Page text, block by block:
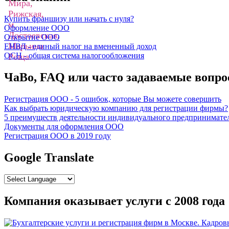
Купить франшизу или начать с нуля?
Оформление ООО
Открытие ООО
ЕНВД - единый налог на вмененный доход
ОСН - общая система налогообложения
ЧаВо, FAQ или часто задаваемые
Регистрация ООО - 5 ошибок, которые Вы можете совершить
Как выбрать юридическую компанию для регистрации фирмы?
5 преимуществ деятельности индивидуального
Документы для оформления ООО
Регистрация ООО в 2019 году
Google Translate
Компания оказывает услуги с 2008 года